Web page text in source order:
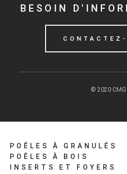
BESOIN
CONTACTEZ-
© 2020 CMG
POÊLES À GRANULÉS
POÊLES À BOIS
INSERTS ET FOYERS